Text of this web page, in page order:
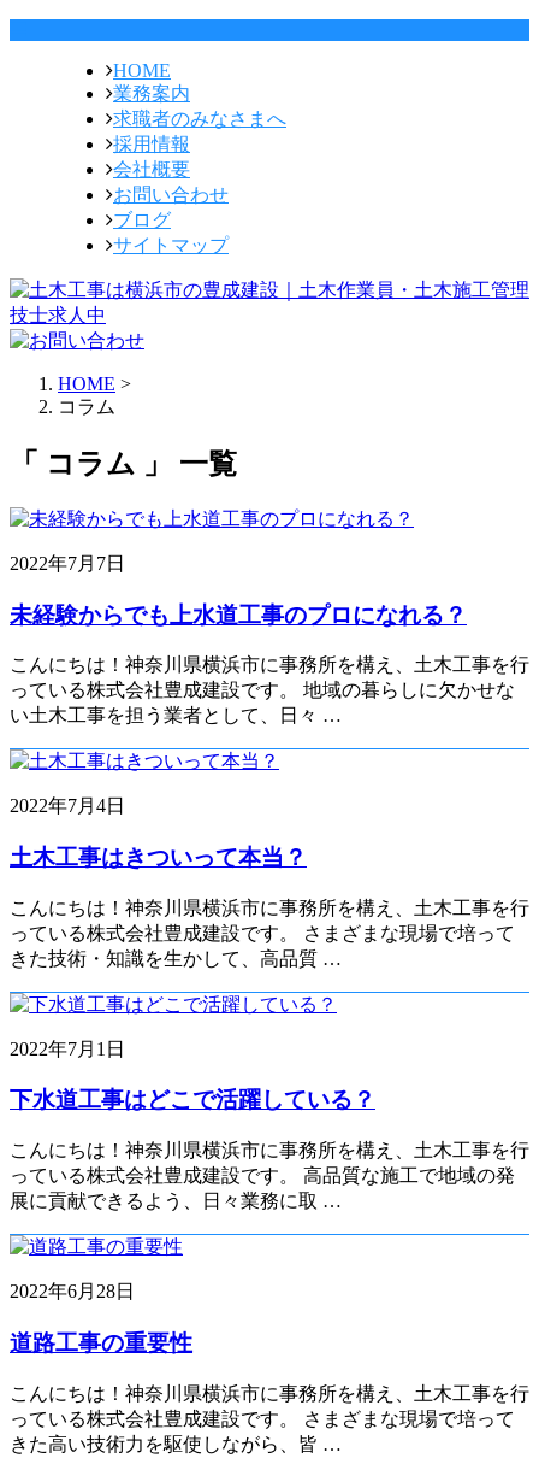
HOME
業務案内
求職者のみなさまへ
採用情報
会社概要
お問い合わせ
ブログ
サイトマップ
HOME >
コラム
「 コラム 」 一覧
2022年7月7日
未経験からでも上水道工事のプロになれる？
こんにちは！神奈川県横浜市に事務所を構え、土木工事を行
っている株式会社豊成建設です。 地域の暮らしに欠かせな
い土木工事を担う業者として、日々 …
2022年7月4日
土木工事はきついって本当？
こんにちは！神奈川県横浜市に事務所を構え、土木工事を行
っている株式会社豊成建設です。 さまざまな現場で培って
きた技術・知識を生かして、高品質 …
2022年7月1日
下水道工事はどこで活躍している？
こんにちは！神奈川県横浜市に事務所を構え、土木工事を行
っている株式会社豊成建設です。 高品質な施工で地域の発
展に貢献できるよう、日々業務に取 …
2022年6月28日
道路工事の重要性
こんにちは！神奈川県横浜市に事務所を構え、土木工事を行
っている株式会社豊成建設です。 さまざまな現場で培って
きた高い技術力を駆使しながら、皆 …